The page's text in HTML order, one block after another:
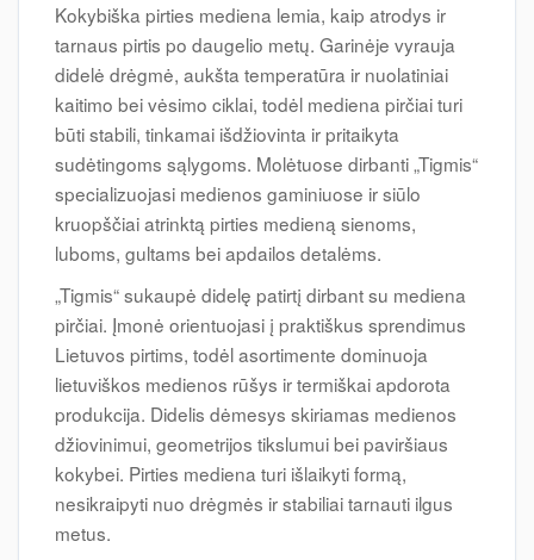
Kokybiška pirties mediena lemia, kaip atrodys ir
tarnaus pirtis po daugelio metų. Garinėje vyrauja
didelė drėgmė, aukšta temperatūra ir nuolatiniai
kaitimo bei vėsimo ciklai, todėl mediena pirčiai turi
būti stabili, tinkamai išdžiovinta ir pritaikyta
sudėtingoms sąlygoms. Molėtuose dirbanti „Tigmis“
specializuojasi medienos gaminiuose ir siūlo
kruopščiai atrinktą pirties medieną sienoms,
luboms, gultams bei apdailos detalėms.
„Tigmis“ sukaupė didelę patirtį dirbant su mediena
pirčiai. Įmonė orientuojasi į praktiškus sprendimus
Lietuvos pirtims, todėl asortimente dominuoja
lietuviškos medienos rūšys ir termiškai apdorota
produkcija. Didelis dėmesys skiriamas medienos
džiovinimui, geometrijos tikslumui bei paviršiaus
kokybei. Pirties mediena turi išlaikyti formą,
nesikraipyti nuo drėgmės ir stabiliai tarnauti ilgus
metus.